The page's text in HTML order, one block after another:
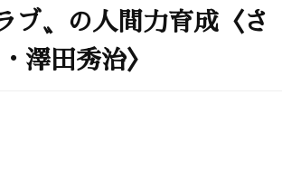
ブ〟の人間力育成〈さ
澤田秀治〉